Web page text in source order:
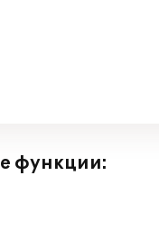
функции: